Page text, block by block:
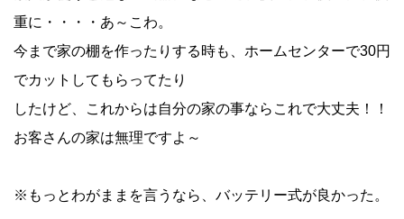
重に・・・・あ～こわ。
今まで家の棚を作ったりする時も、ホームセンターで30円
でカットしてもらってたり
したけど、これからは自分の家の事ならこれで大丈夫！！
お客さんの家は無理ですよ～
※もっとわがままを言うなら、バッテリー式が良かった。